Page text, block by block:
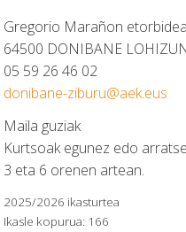
Gregorio Marañon
64500 DONIBANE
05 59 26 46 02
donibane-ziburu@aek.eus
Maila guziak
Kurtsoak egunez edo
3 eta 6 orenen artean.
2025/2026 ikasturtea
Ikasle kopurua: 166